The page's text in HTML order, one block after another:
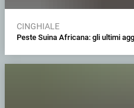
CINGHIALE
Peste Suina Africana: gli ultimi